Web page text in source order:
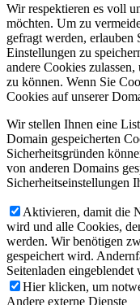
Wir respektieren es voll
möchten. Um zu
gefragt werden,
Einstellungen zu
andere Cookies
zu können. Wenn Sie
Cookies auf unserer
Wir stellen Ihnen eine
Domain gespeicherten
Sicherheitsgründen
von anderen Domains
Sicherheitseinstellungen
Aktivieren, damit die
wird und alle Cookies,
werden. Wir benötigen
gespeichert wird.
Seitenladen eingeblendet
Hier klicken, um
Andere externe Dienste